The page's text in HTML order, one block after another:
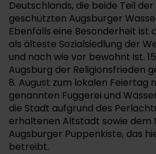
Deutschlands, die beide Teil der
geschützten Augsburger
Ebenfalls eine Besonderheit ist
als älteste Sozialsiedlung der
und nach wie vor bewohnt ist.
Augsburg der Religionsfrieden
8. August zum lokalen Feiertag
genannten Fuggerei und
die Stadt aufgrund des
erhaltenen Altstadt sowie
Augsburger Puppenkiste, das
betreibt.